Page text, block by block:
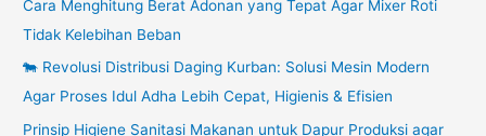
Cara Menghitung Berat Adonan yang Tepat Agar Mixer Roti
Tidak Kelebihan Beban
🐄 Revolusi Distribusi Daging Kurban: Solusi Mesin Modern
Agar Proses Idul Adha Lebih Cepat, Higienis & Efisien
Prinsip Higiene Sanitasi Makanan untuk Dapur Produksi agar